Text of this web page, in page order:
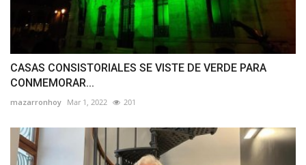
CASAS CONSISTORIALES SE VISTE DE VERDE PARA
CONMEMORAR...
mazarronhoy Mar 1, 2022 201